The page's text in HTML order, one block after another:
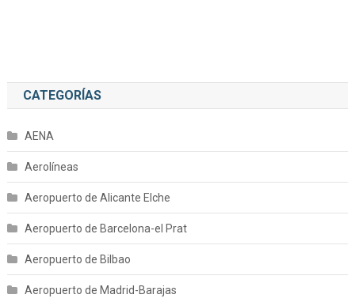
CATEGORÍAS
AENA
Aerolíneas
Aeropuerto de Alicante Elche
Aeropuerto de Barcelona-el Prat
Aeropuerto de Bilbao
Aeropuerto de Madrid-Barajas